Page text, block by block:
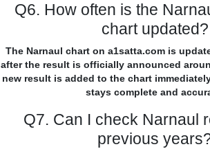
Q6. How often is the
chart updated?
The Narnaul chart on a1satta.com is
after the result is officially announced
new result is added to the chart
stays complete and
Q7. Can I check Narnaul
previous